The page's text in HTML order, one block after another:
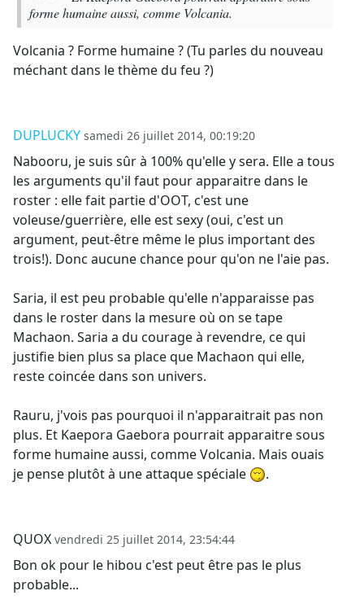
forme humaine aussi, comme Volcania.
Volcania ? Forme humaine ? (Tu parles du nouveau
méchant dans le thème du feu ?)
DUPLUCKY samedi 26 juillet 2014, 00:19:20
Nabooru, je suis sûr à 100% qu'elle y sera. Elle a tous
les arguments qu'il faut pour apparaitre dans le
roster : elle fait partie d'OOT, c'est une
voleuse/guerrière, elle est sexy (oui, c'est un
argument, peut-être même le plus important des
trois!). Donc aucune chance pour qu'on ne l'aie pas.
Saria, il est peu probable qu'elle n'apparaisse pas
dans le roster dans la mesure où on se tape
Machaon. Saria a du courage à revendre, ce qui
justifie bien plus sa place que Machaon qui elle,
reste coincée dans son univers.
Rauru, j'vois pas pourquoi il n'apparaitrait pas non
plus. Et Kaepora Gaebora pourrait apparaitre sous
forme humaine aussi, comme Volcania. Mais ouais
je pense plutôt à une attaque spéciale
.
QUOX vendredi 25 juillet 2014, 23:54:44
Bon ok pour le hibou c'est peut être pas le plus
probable...